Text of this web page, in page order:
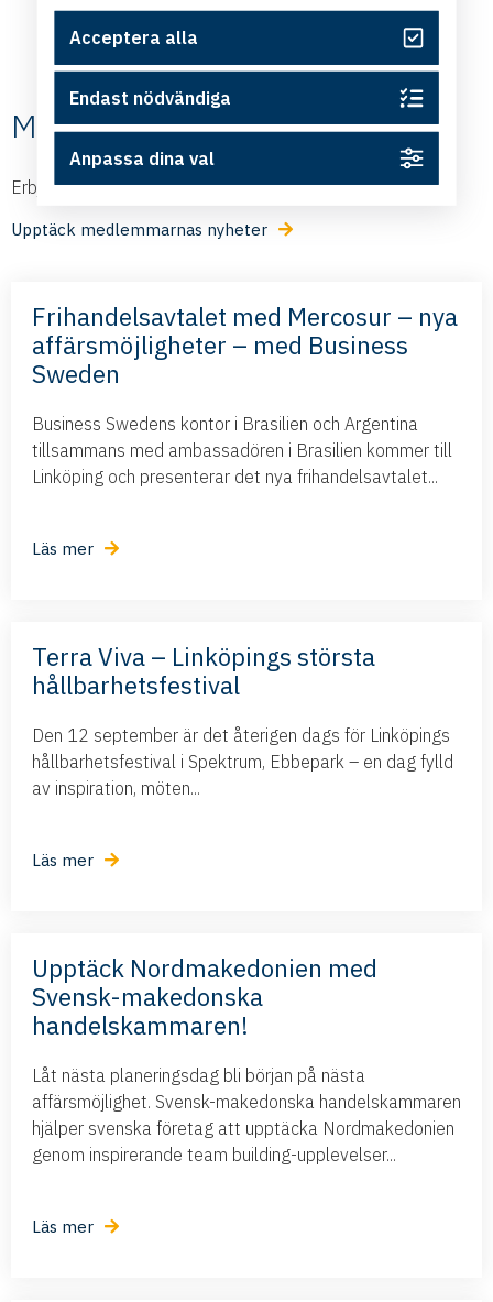
Medlemmarnas nyheter
Erbjudanden och nyheter från våra medlemmar
Upptäck medlemmarnas nyheter
Frihandelsavtalet med Mercosur – nya
affärsmöjligheter – med Business
Sweden
Business Swedens kontor i Brasilien och Argentina
tillsammans med ambassadören i Brasilien kommer till
Linköping och presenterar det nya frihandelsavtalet...
Läs mer
Terra Viva – Linköpings största
hållbarhetsfestival
Den 12 september är det återigen dags för Linköpings
hållbarhetsfestival i Spektrum, Ebbepark – en dag fylld
av inspiration, möten...
Läs mer
Upptäck Nordmakedonien med
Svensk-makedonska
handelskammaren!
Låt nästa planeringsdag bli början på nästa
affärsmöjlighet. Svensk-makedonska handelskammaren
hjälper svenska företag att upptäcka Nordmakedonien
genom inspirerande team building-upplevelser...
Läs mer
Acceptera alla
Endast nödvändiga
Anpassa dina val